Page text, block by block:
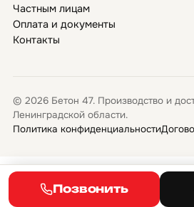
Частным лицам
Оплата и документы
Контакты
© 2026 Бетон 47. Производство и
Ленинградской области.
Политика конфиденциальности
Позвонить